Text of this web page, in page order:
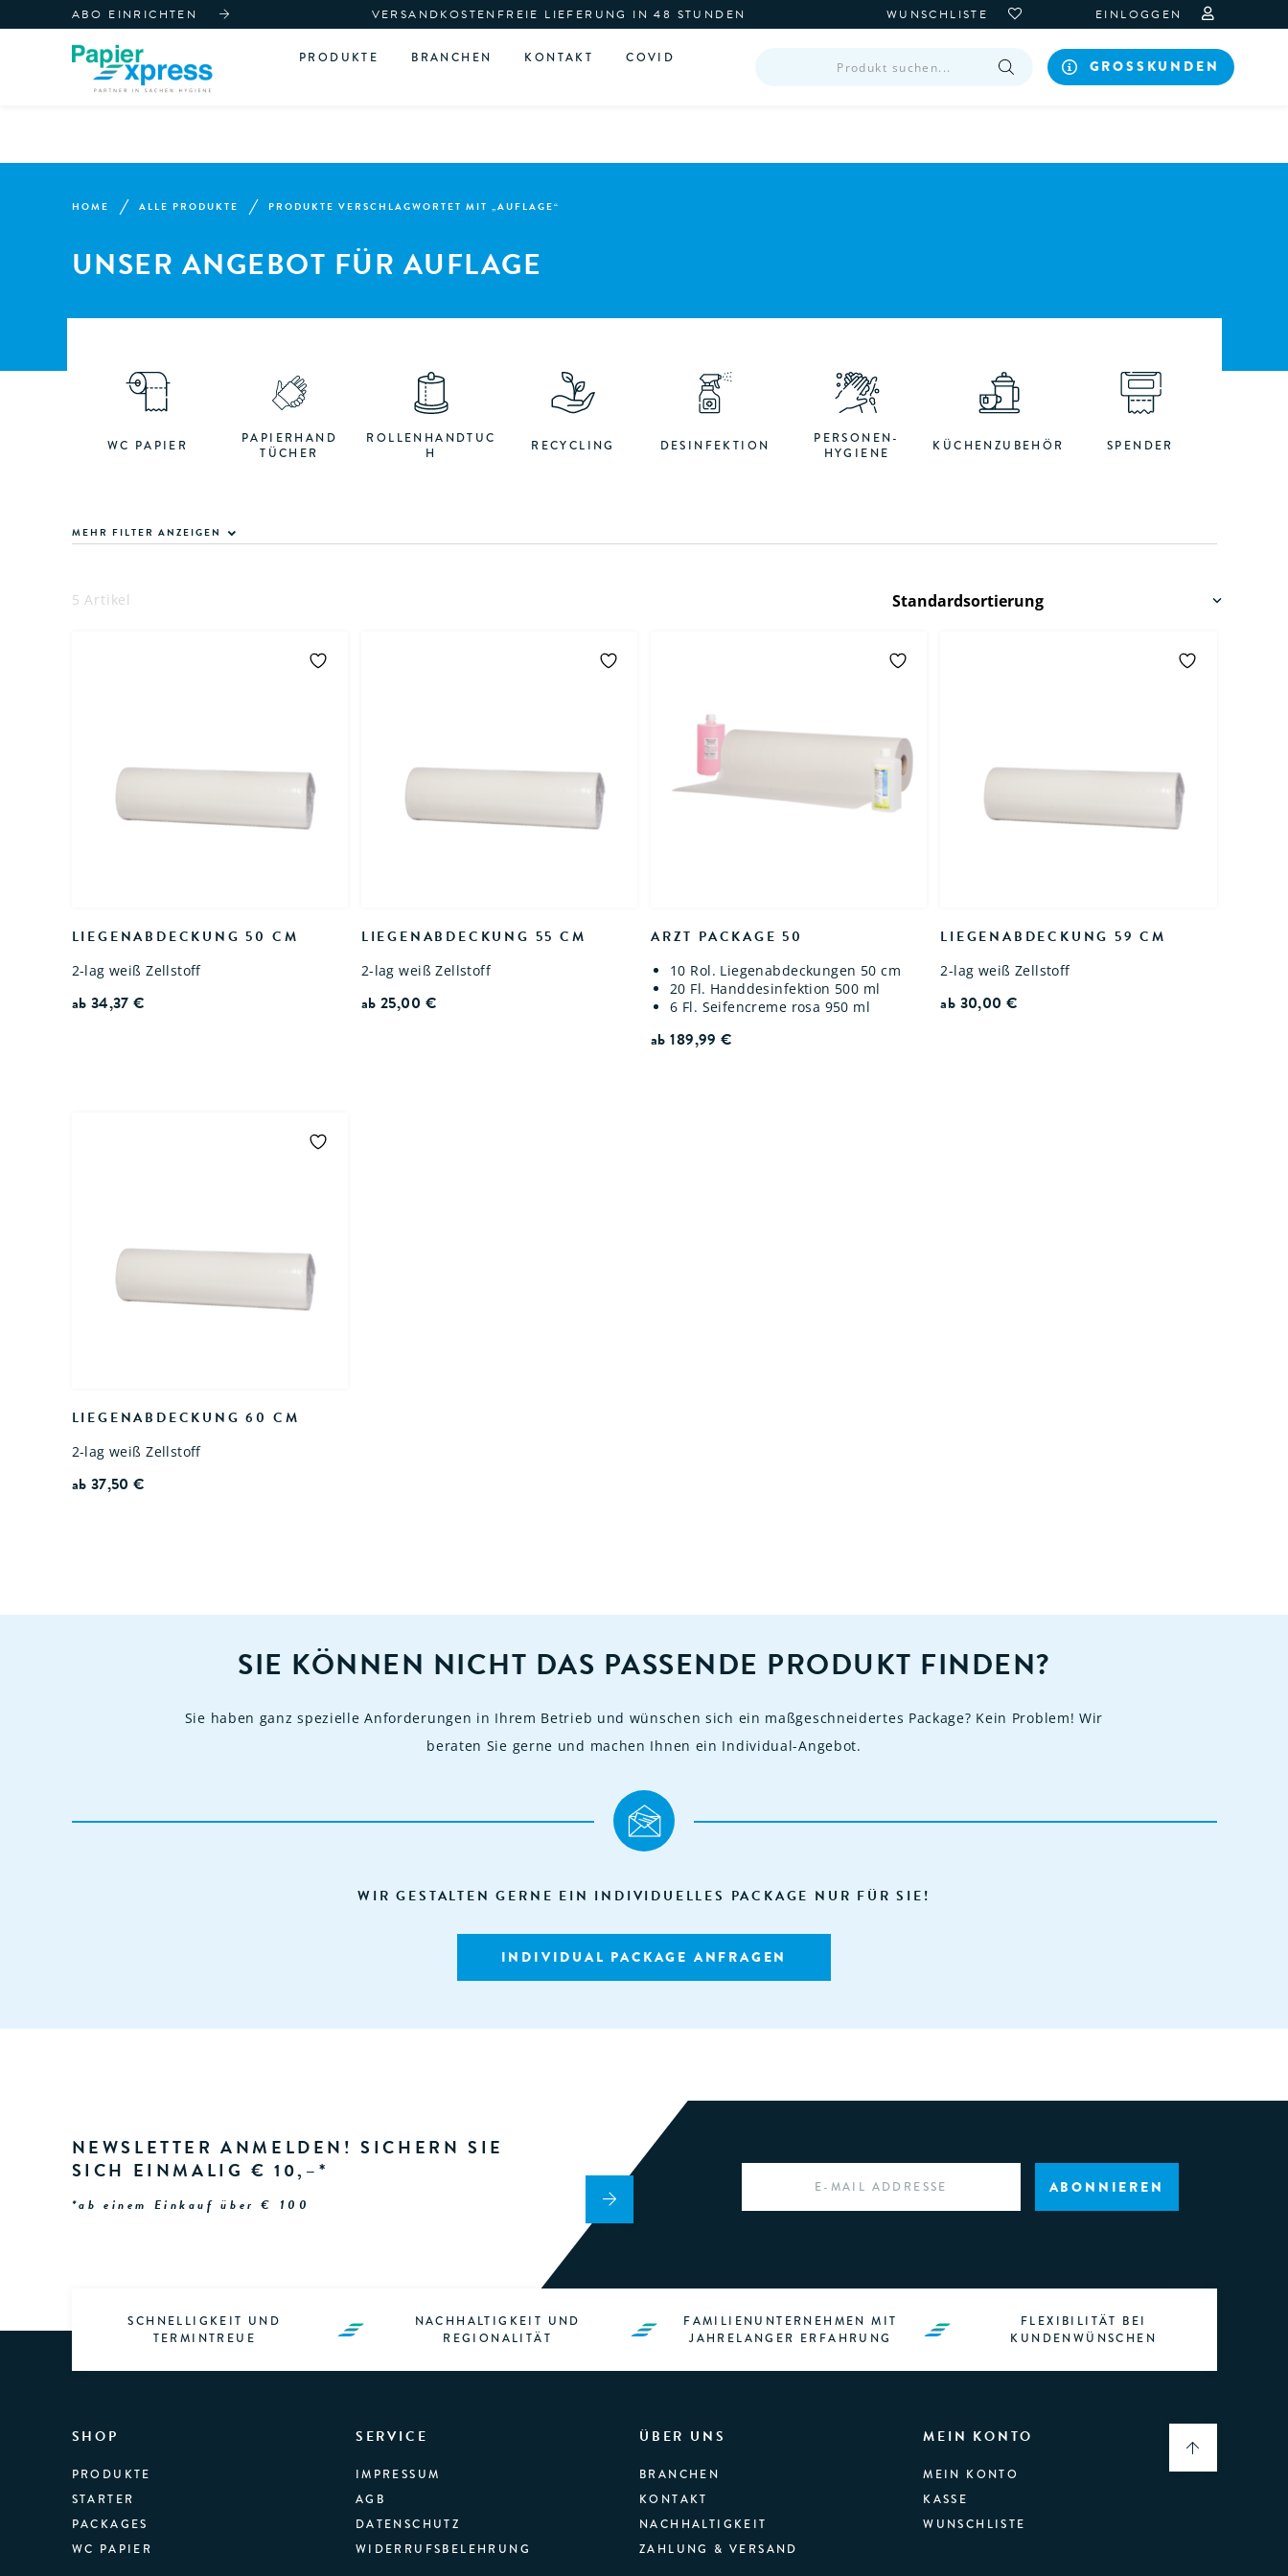
ABO EINRICHTEN VERSANDKOSTENFREIE LIEFERUNG IN 48 STUNDEN WUNSCHLISTE EINLOGGEN
PRODUKTE BRANCHEN KONTAKT COVID GROSSKUNDEN
HOME ALLE PRODUKTE PRODUKTE VERSCHLAGWORTET MIT „AUFLAGE“
UNSER ANGEBOT FÜR AUFLAGE
WC PAPIER
PAPIERHAND
TÜCHER
ROLLENHANDTUC
H
RECYCLING DESINFEKTION
PERSONEN-
HYGIENE
KÜCHENZUBEHÖR SPENDER
MEHR FILTER ANZEIGEN
5 Artikel
LIEGENABDECKUNG 50 CM
2-lag weiß Zellstoff
ab 34,37€
LIEGENABDECKUNG 55 CM
2-lag weiß Zellstoff
ab25,00 €
ARZT PACKAGE 50
10 Rol. Liegenabdeckungen 50 cm
20 Fl. Handdesinfektion 500 ml
6 Fl. Seifencreme rosa 950 ml
ab189,99€
LIEGENABDECKUNG 59 CM
2-lag weiß Zellstoff
ab 30,00€
LIEGENABDECKUNG 60 CM
2-lag weiß Zellstoff
ab 37,50€
SIE KÖNNEN NICHT DAS PASSENDE PRODUKT FINDEN?
Sie haben ganz spezielle Anforderungen in Ihrem Betrieb und wünschen sich ein maßgeschneidertes Package? Kein Problem! Wir
beraten Sie gerne und machen Ihnen ein Individual-Angebot.
WIR GESTALTEN GERNE EIN INDIVIDUELLES PACKAGE NUR FÜR SIE!
INDIVIDUAL PACKAGE ANFRAGEN
SCHNELLIGKEIT UND
TERMINTREUE
NACHHALTIGKEIT UND
REGIONALITÄT
FAMILIENUNTERNEHMEN MIT
JAHRELANGER ERFAHRUNG
FLEXIBILITÄT BEI
KUNDENWÜNSCHEN
NEWSLETTER ANMELDEN! SICHERN SIE
SICH EINMALIG € 10,–*
*ab einem Einkauf über € 100
ABONNIEREN
SHOP
PRODUKTE
STARTER
PACKAGES
WC PAPIER
SERVICE
IMPRESSUM
AGB
DATENSCHUTZ
WIDERRUFSBELEHRUNG
ÜBER UNS
BRANCHEN
KONTAKT
NACHHALTIGKEIT
ZAHLUNG & VERSAND
MEIN KONTO
MEIN KONTO
KASSE
WUNSCHLISTE